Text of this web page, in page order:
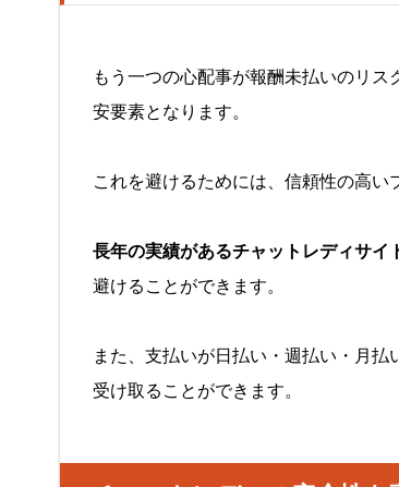
もう一つの心配事が報酬未払いのリ
安要素となります。
これを避けるためには、信頼性の高い
長年の実績があるチャットレディサイ
避けることができます。
また、支払いが日払い・週払い・月
受け取ることができます。